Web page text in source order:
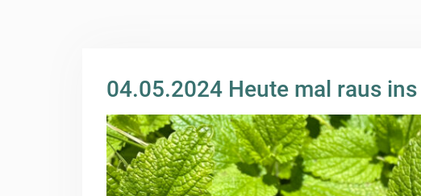
04.05.2024 Heute mal raus ins